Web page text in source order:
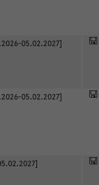
05.02.2027]
05.02.2027]